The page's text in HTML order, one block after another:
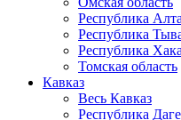
Республика
Республика
Республика
Томская область
Кавказ
Весь Кавказ
Республика